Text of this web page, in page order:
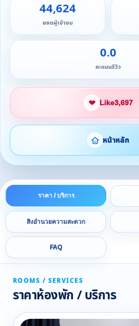
44,624
ยอดผู้เข้าชม
0.0
คะแนนรีวิว
❤ Like3,697
หน้าหลัก
ราคา / บริการ
สิ่งอำนวยความสะดวก
FAQ
ROOMS / SERVICES
ราคาห้องพัก / บริการ